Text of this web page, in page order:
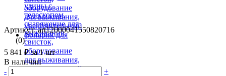
Артикул: art12000041550820716
(0)
5 841 ₽за 1 шт
В наличии
-
+